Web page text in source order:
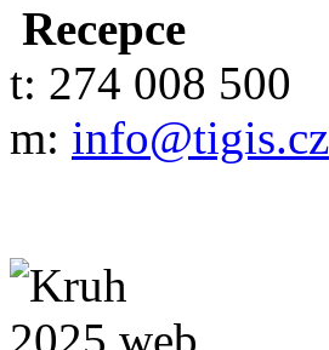
Recepce
t: 274 008 500
m: info@tigis.cz